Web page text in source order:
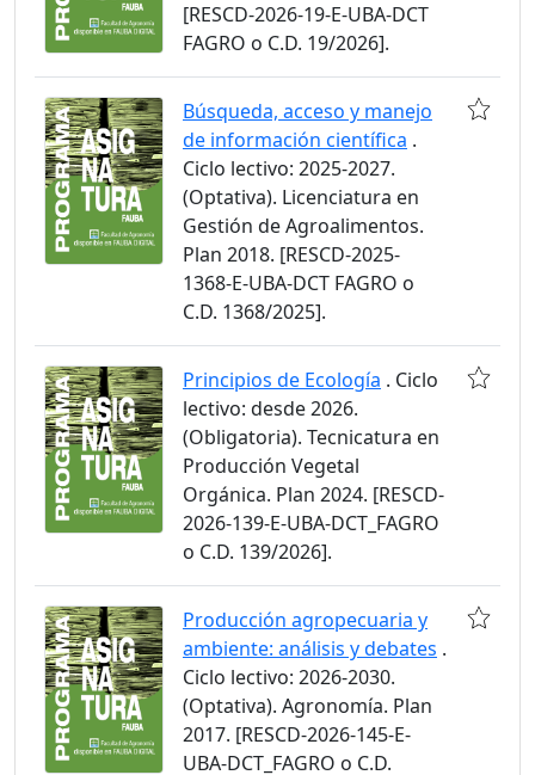
[RESCD-2026-19-E-UBA-DCT
FAGRO o C.D. 19/2026].
Búsqueda, acceso y manejo
de información científica .
Ciclo lectivo: 2025-2027.
(Optativa). Licenciatura en
Gestión de Agroalimentos.
Plan 2018. [RESCD-2025-
1368-E-UBA-DCT FAGRO o
C.D. 1368/2025].
Principios de Ecología . Ciclo
lectivo: desde 2026.
(Obligatoria). Tecnicatura en
Producción Vegetal
Orgánica. Plan 2024. [RESCD-
2026-139-E-UBA-DCT_FAGRO
o C.D. 139/2026].
Producción agropecuaria y
ambiente: análisis y debates .
Ciclo lectivo: 2026-2030.
(Optativa). Agronomía. Plan
2017. [RESCD-2026-145-E-
UBA-DCT_FAGRO o C.D.